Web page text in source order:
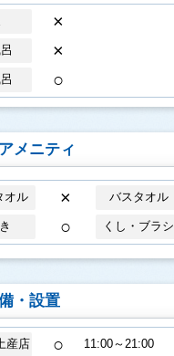
×
×
○
メニティ
オル × バスタオル
○ くし・ブラシ
・設置
産店 ○ 11:00～21:00